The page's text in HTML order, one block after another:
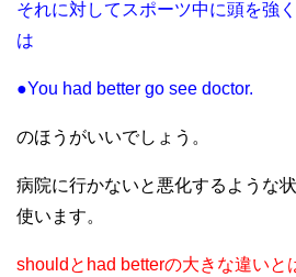
それに対してスポーツ中に頭を強
は
●You had better go see doctor.
のほうがいいでしょう。
病院に行かないと悪化するような
使います。
shouldとhad betterの大きな違いと